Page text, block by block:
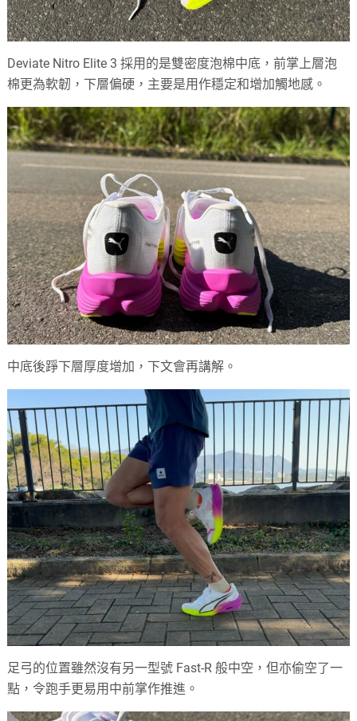
Deviate Nitro Elite 3 採用的是雙密度泡棉中底，前掌上層泡
棉更為軟韌，下層偏硬，主要是用作穩定和增加觸地感。
中底後踭下層厚度增加，下文會再講解。
足弓的位置雖然沒有另一型號 Fast-R 般中空，但亦偷空了一
點，令跑手更易用中前掌作推進。